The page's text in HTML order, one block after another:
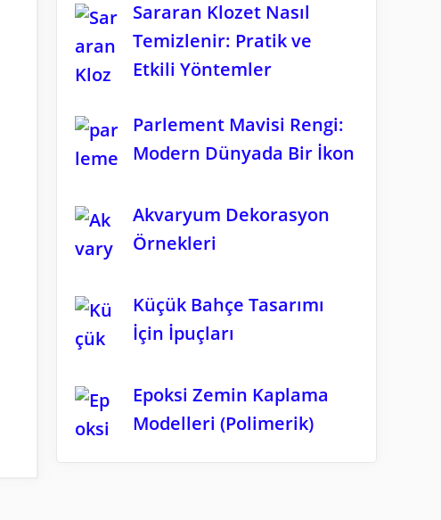
Sararan Klozet Nasıl
Temizlenir: Pratik ve
Etkili Yöntemler
Parlement Mavisi Rengi:
Modern Dünyada Bir İkon
Akvaryum Dekorasyon
Örnekleri
Küçük Bahçe Tasarımı
İçin İpuçları
Epoksi Zemin Kaplama
Modelleri (Polimerik)